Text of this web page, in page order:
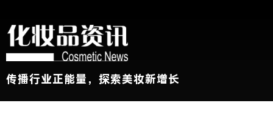
传播行业正能量，探索美妆新增长